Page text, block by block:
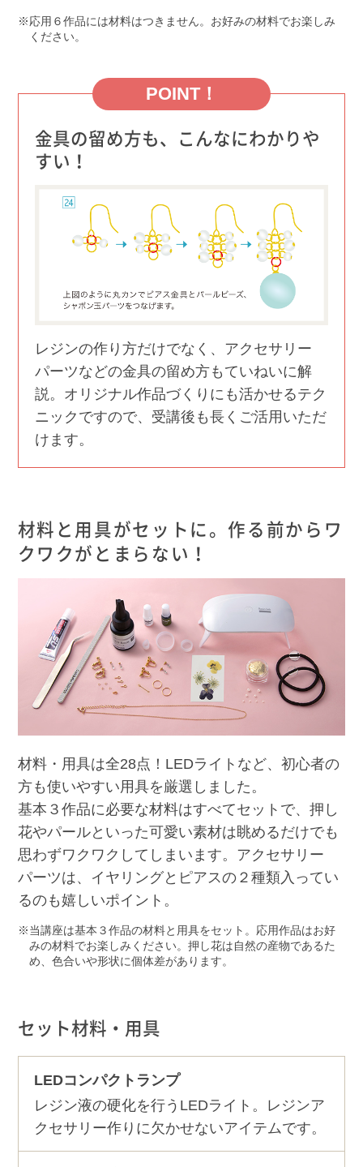
応用６作品には材料はつきません。お好みの材料でお楽しみ
ください。
POINT！
金具の留め方も、こんなにわかりや
すい！
レジンの作り方だけでなく、アクセサリー
パーツなどの金具の留め方もていねいに解
説。オリジナル作品づくりにも活かせるテク
ニックですので、受講後も⻑くご活用いただ
けます。
材料と用具がセットに。作る前からワ
クワクがとまらない！
材料・用具は全28点！LEDライトなど、初心者の
方も使いやすい用具を厳選しました。
基本３作品に必要な材料はすべてセットで、押し
花やパールといった可愛い素材は眺めるだけでも
思わずワクワクしてしまいます。アクセサリー
パーツは、イヤリングとピアスの２種類入ってい
るのも嬉しいポイント。
当講座は基本３作品の材料と用具をセット。応用作品はお好
みの材料でお楽しみください。押し花は自然の産物であるた
め、色合いや形状に個体差があります。
セット材料・用具
LEDコンパクトランプ
レジン液の硬化を行うLEDライト。レジンア
クセサリー作りに欠かせないアイテムです。